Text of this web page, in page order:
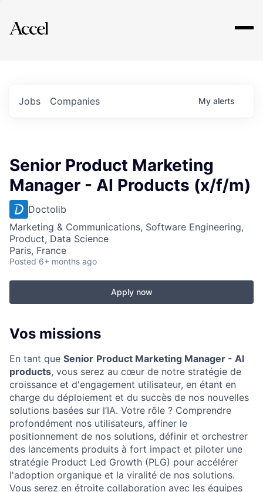
Explore
Jobs Companies My alerts
Senior Product Marketing
Manager - AI Products (x/f/m)
Doctolib
Marketing & Communications, Software Engineering,
Product, Data Science
Paris, France
Posted 6+ months ago
Apply now
Vos missions
En tant que Senior Product Marketing Manager - AI
products, vous serez au cœur de notre stratégie de
croissance et d'engagement utilisateur, en étant en
charge du déploiement et du succès de nos nouvelles
solutions basées sur l’IA. Votre rôle ? Comprendre
profondément nos utilisateurs, affiner le
positionnement de nos solutions, définir et orchestrer
des lancements produits à fort impact et piloter une
stratégie Product Led Growth (PLG) pour accélérer
l'adoption organique et la viralité de nos solutions.
Vous serez en étroite collaboration avec les équipes